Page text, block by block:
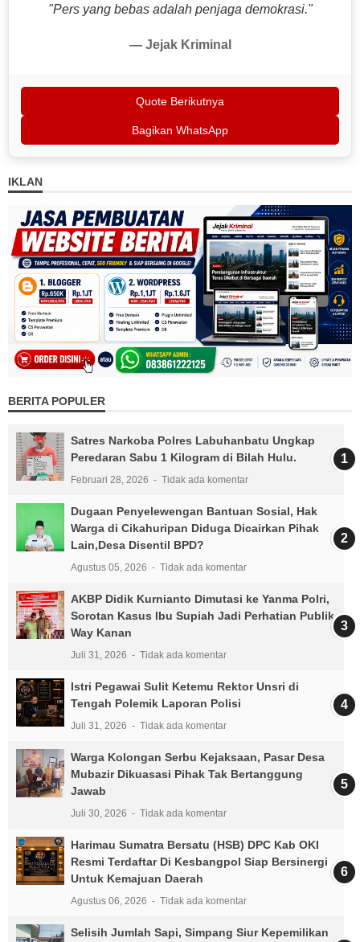
"Pers yang bebas adalah penjaga demokrasi."
— Jejak Kriminal
Quote Berikutnya
Bagikan WhatsApp
IKLAN
BERITA POPULER
Satres Narkoba Polres Labuhanbatu Ungkap
Peredaran Sabu 1 Kilogram di Bilah Hulu.
Februari 28, 2026 Tidak ada komentar
Dugaan Penyelewengan Bantuan Sosial, Hak
Warga di Cikahuripan Diduga Dicairkan Pihak
Lain,Desa Disentil BPD?
Agustus 05, 2026 Tidak ada komentar
AKBP Didik Kurnianto Dimutasi ke Yanma Polri,
Sorotan Kasus Ibu Supiah Jadi Perhatian Publik
Way Kanan
Juli 31, 2026 Tidak ada komentar
Istri Pegawai Sulit Ketemu Rektor Unsri di
Tengah Polemik Laporan Polisi
Juli 31, 2026 Tidak ada komentar
Warga Kolongan Serbu Kejaksaan, Pasar Desa
Mubazir Dikuasasi Pihak Tak Bertanggung
Jawab
Juli 30, 2026 Tidak ada komentar
Harimau Sumatra Bersatu (HSB) DPC Kab OKI
Resmi Terdaftar Di Kesbangpol Siap Bersinergi
Untuk Kemajuan Daerah
Agustus 06, 2026 Tidak ada komentar
Selisih Jumlah Sapi, Simpang Siur Kepemilikan